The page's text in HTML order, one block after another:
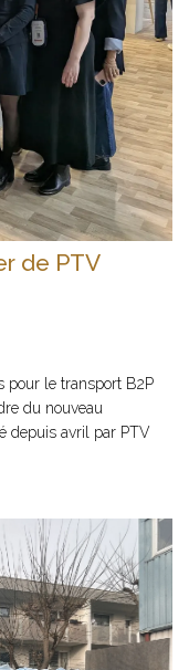
de PTV
pour le transport B2P
du nouveau
depuis avril par PTV